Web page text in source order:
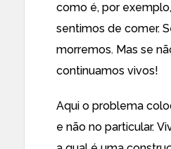
como é, por
sentimos de comer.
morremos. Mas se
continuamos vivos!
Aqui o problema
e não no particular.